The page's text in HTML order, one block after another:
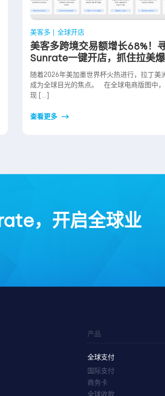
美客多 全球开店
美客多跨境交易额增长68%！
Sunrate一键开店，抓住拉美爆
利
随着2026年美加墨世界杯火热进行，拉丁美
成为全球目光的焦点。 在全球电商版图中
现 […]
查看更多
，开启全球业
产品
全球支付
国际支付
商务卡